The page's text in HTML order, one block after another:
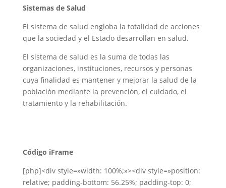
Sistemas de Salud
El sistema de salud engloba la totalidad de acciones
que la sociedad y el Estado desarrollan en salud. ​
El sistema de salud es la suma de todas las
organizaciones, instituciones, recursos y personas
cuya finalidad es mantener y mejorar la salud de la
población mediante la prevención, el cuidado, el
tratamiento y la rehabilitación.
Código iFrame
[php]<div style=»width: 100%;»><div style=»position:
relative; padding-bottom: 56.25%; padding-top: 0;